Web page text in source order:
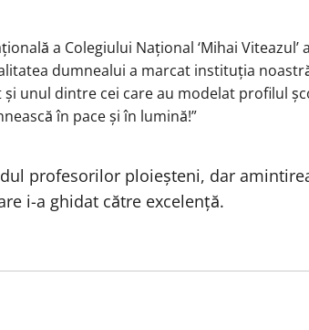
a Colegiului Național ‘Mihai
dumnealui a marcat instituția
unul dintre cei care au modelat profilul
în pace și în lumină!”
profesorilor ploieșteni, dar
i-a ghidat către excelență.